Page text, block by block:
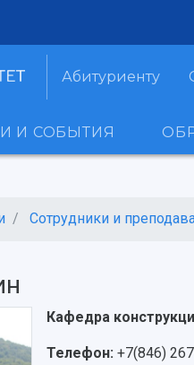
Абитуриенту
И СОБЫТИЯ
Сотрудники и
Кафедра
Телефон: +7(846)